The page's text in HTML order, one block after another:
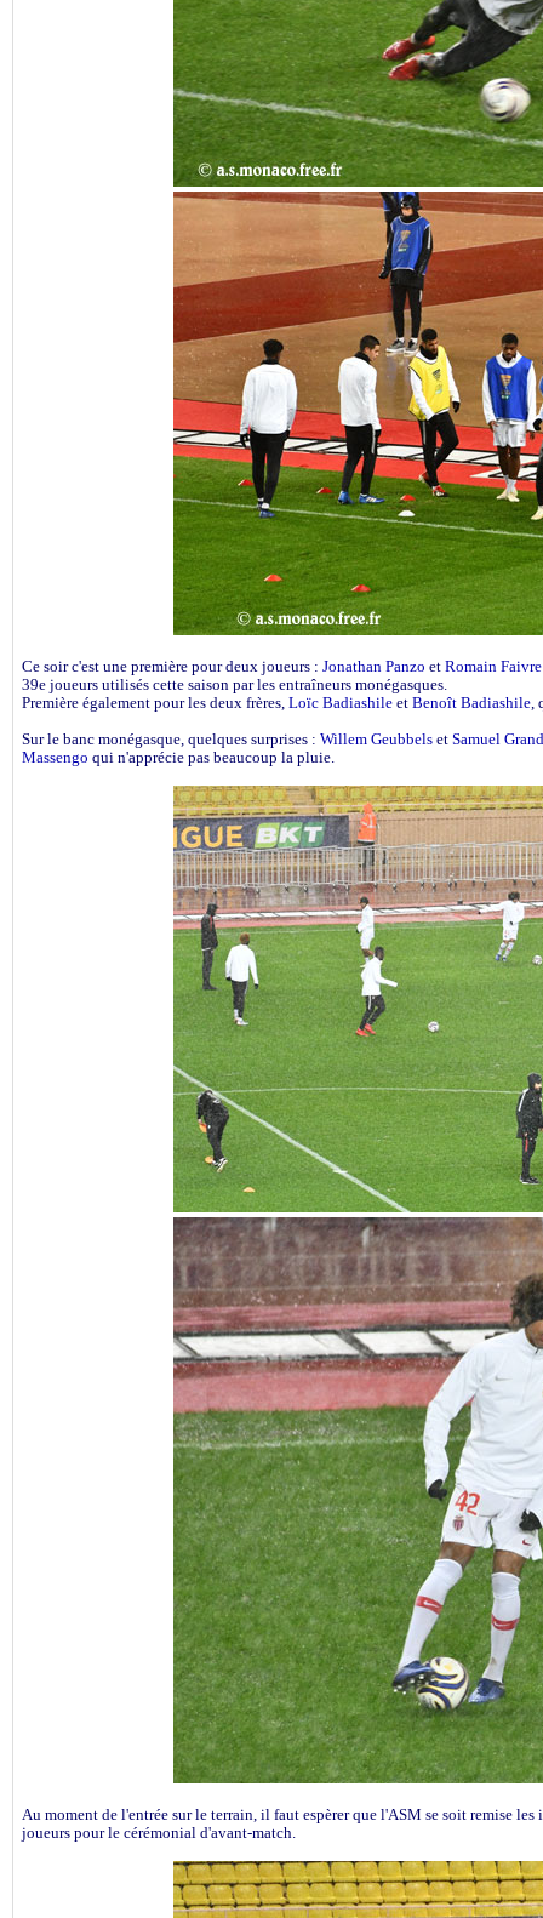
Ce soir c'est une première pour deux joueurs : Jonathan Panzo et Romain Faivre
39e joueurs utilisés cette saison par les entraîneurs monégasques.
Première également pour les deux frères, Loïc Badiashile et Benoît Badiashile,
Sur le banc monégasque, quelques surprises : Willem Geubbels et Samuel
Massengo qui n'apprécie pas beaucoup la pluie.
Au moment de l'entrée sur le terrain, il faut espèrer que l'ASM se soit remise
joueurs pour le cérémonial d'avant-match.